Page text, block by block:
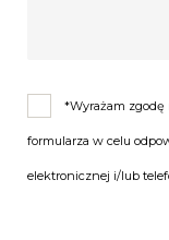
*Wyrażam
formularza w celu
elektronicznej i/lub